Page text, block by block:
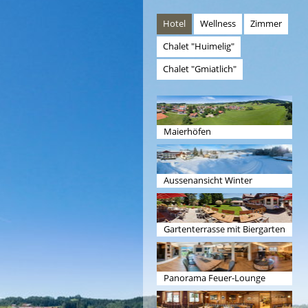
Hotel Wellness
Zimmer
Chalet "Huimelig"
Chalet "Gmiatlich"
Maierhöfen
Aussenansicht Winter
Gartenterrasse mit Biergarten
Panorama Feuer-Lounge